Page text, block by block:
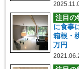
注目の
に食事
箱根・
万円